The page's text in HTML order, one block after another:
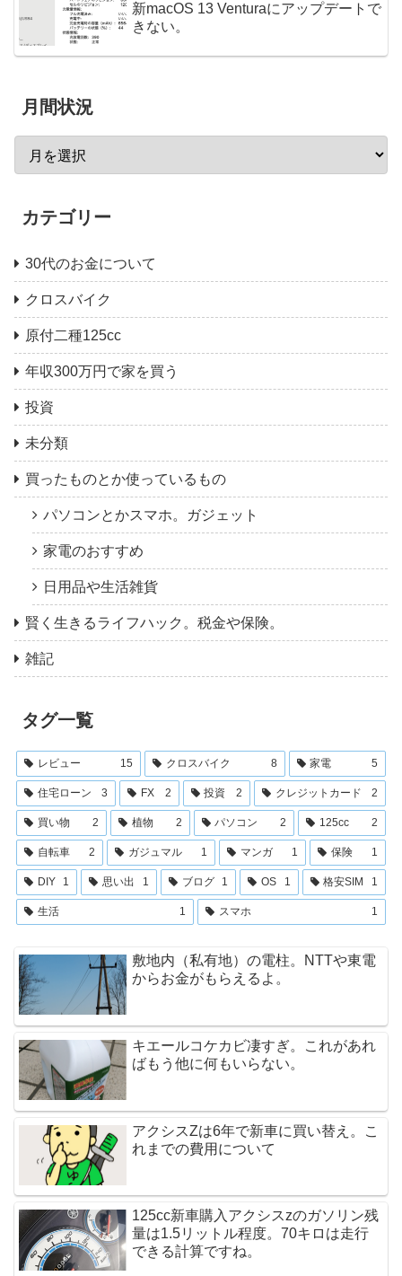
新macOS 13 Venturaにアップデートで
きない。
月間状況
カテゴリー
30代のお金について
クロスバイク
原付二種125cc
年収300万円で家を買う
投資
未分類
買ったものとか使っているもの
パソコンとかスマホ。ガジェット
家電のおすすめ
日用品や生活雑貨
賢く生きるライフハック。税金や保険。
雑記
タグ一覧
レビュー 15 クロスバイク 8 家電 5
住宅ローン 3 FX 2 投資 2 クレジットカード 2
買い物 2 植物 2 パソコン 2 125cc 2
自転車 2 ガジュマル 1 マンガ 1 保険 1
DIY 1 思い出 1 ブログ 1 OS 1 格安SIM 1
生活 1 スマホ 1
敷地内（私有地）の電柱。NTTや東電
からお金がもらえるよ。
キエールコケカビ凄すぎ。これがあれ
ばもう他に何もいらない。
アクシスZは6年で新車に買い替え。こ
れまでの費用について
125cc新車購入アクシスzのガソリン残
量は1.5リットル程度。70キロは走行
できる計算ですね。